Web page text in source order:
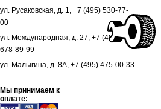
ул. Русаковская, д. 1, +7 (495) 530-77-
00
ул. Международная, д. 27, +7 (495)
678-89-99
ул. Малыгина, д. 8А, +7 (495) 475-00-33
Мы принимаем к
оплате: